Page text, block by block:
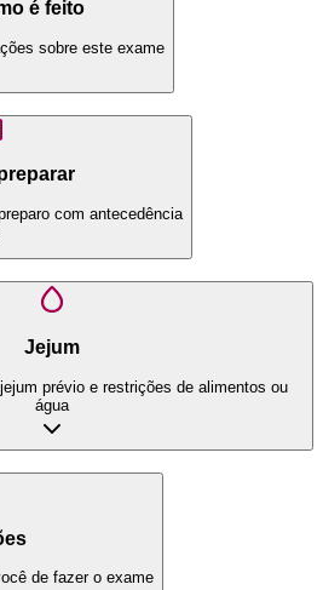
é feito
sobre este exame
com antecedência
Jejum
prévio e restrições de alimentos ou
água
de fazer o exame